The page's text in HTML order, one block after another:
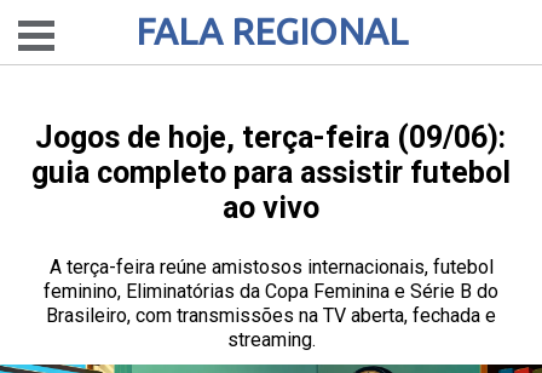
FALA REGIONAL
Jogos de hoje, terça-feira (09/06):
guia completo para assistir futebol
ao vivo
A terça-feira reúne amistosos internacionais, futebol
feminino, Eliminatórias da Copa Feminina e Série B do
Brasileiro, com transmissões na TV aberta, fechada e
streaming.